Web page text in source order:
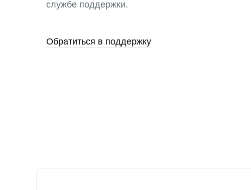
службе поддержки.
Обратиться в поддержку